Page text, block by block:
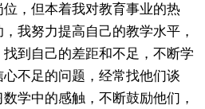
，但本着我对教育事业的热
我努力提高自己的教学水平，
到自己的差距和不足，不断学
不足的问题，经常找他们谈
学中的感触，不断鼓励他们，